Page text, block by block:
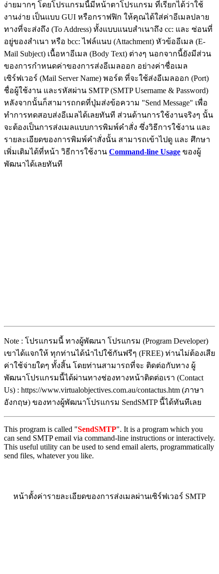
ง่ายมากๆ โดยโปรแกรมนี้มีหน้าตาโปรแกรม ที่เรียกได้ว่าใช้
งานง่าย เป็นแบบ GUI หรือกราฟฟิก ให้คุณได้ใส่ค่าอีเมลปลาย
ทางที่จะส่งถึง (To Address) ทั้งแบบแนบสำเนาถึง cc: และ ซ่อนที่
อยู่ของสำเนา หรือ bcc: ไฟล์แนบ (Attachment) หัวข้ออีเมล (E-
Mail Subject) เนื้อหาอีเมล (Body Text) ต่างๆ นอกจากนี้ยังมีส่วน
ของการกำหนดค่าของการส่งอีเมลออก อย่างค่าชื่อเมล
เซิร์ฟเวอร์ (Mail Server Name) พอร์ต ที่จะใช้ส่งอีเมลออก (Port)
ชื่อผู้ใช้งาน และรหัสผ่าน SMTP (SMTP Username & Password)
หลังจากนั้นก็สามารถกดที่ปุ่มส่งข้อความ "Send Message" เพื่อ
ทำการทดสอบส่งอีเมลได้เลยทันที ส่วนด้านการใช้งานจริงๆ นั้น
จะต้องเป็นการส่งเมลแบบการพิมพ์คำสั่ง ซึ่งวิธีการใช้งาน และ
รายละเอียดของการพิมพ์คำสั่งนั้น สามารถเข้าไปดู และ ศึกษา
เพิ่มเติมได้ที่หน้า วิธีการใช้งาน Command-line Usage ของผู้
พัฒนาได้เลยทันที
Note : โปรแกรมนี้ ทางผู้พัฒนา โปรแกรม (Program Developer)
เขาได้แจกให้ ทุกท่านได้นำไปใช้กันฟรีๆ (FREE) ท่านไม่ต้องเสีย
ค่าใช้จ่ายใดๆ ทั้งสิ้น โดยท่านสามารถที่จะ ติดต่อกับทาง ผู้
พัฒนาโปรแกรมนี้ได้ผ่านทางช่องทางหน้าติดต่อเรา (Contact
Us) : https://www.virtualobjectives.com.au/contactus.htm (ภาษา
อังกฤษ) ของทางผู้พัฒนาโปรแกรม SendSMTP นี้ได้ทันทีเลย
This program is called "SendSMTP". It is a program which you
can send SMTP email via command-line instructions or interactively.
This useful utility can be used to send email alerts, programmatically
send files, whatever you like.
หน้าตั้งค่ารายละเอียดของการส่งเมลผ่านเซิร์ฟเวอร์ SMTP